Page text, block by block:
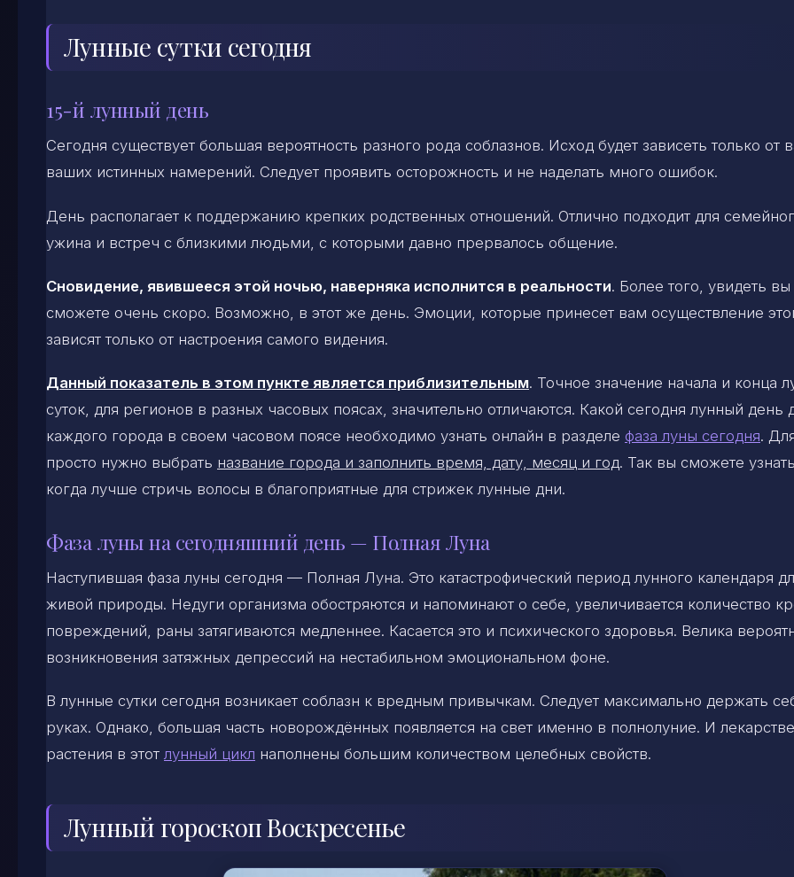
Лунные сутки сегодня
15-й лунный день
Сегодня существует большая вероятность разного рода соблазнов. Исход будет зависеть только от
ваших истинных намерений. Следует проявить осторожность и не наделать много ошибок.
День располагает к поддержанию крепких родственных отношений. Отлично подходит для
ужина и встреч с близкими людьми, с которыми давно прервалось общение.
Сновидение, явившееся этой ночью, наверняка исполнится в реальности. Более того, увидеть вы
сможете очень скоро. Возможно, в этот же день. Эмоции, которые принесет вам осуществление
зависят только от настроения самого видения.
Данный показатель в этом пункте является приблизительным. Точное значение начала и конца
суток, для регионов в разных часовых поясах, значительно отличаются. Какой сегодня лунный день
каждого города в своем часовом поясе необходимо узнать онлайн в разделе фаза луны сегодня.
просто нужно выбрать название города и заполнить время, дату, месяц и год. Так вы сможете
когда лучше стричь волосы в благоприятные для стрижек лунные дни.
Фаза луны на сегодняшний день — Полная Луна
Наступившая фаза луны сегодня — Полная Луна. Это катастрофический период лунного календаря
живой природы. Недуги организма обостряются и напоминают о себе, увеличивается количество
повреждений, раны затягиваются медленнее. Касается это и психического здоровья. Велика
возникновения затяжных депрессий на нестабильном эмоциональном фоне.
В лунные сутки сегодня возникает соблазн к вредным привычкам. Следует максимально держать
руках. Однако, большая часть новорождённых появляется на свет именно в полнолуние. И
растения в этот лунный цикл наполнены большим количеством целебных свойств.
Лунный гороскоп Воскресенье